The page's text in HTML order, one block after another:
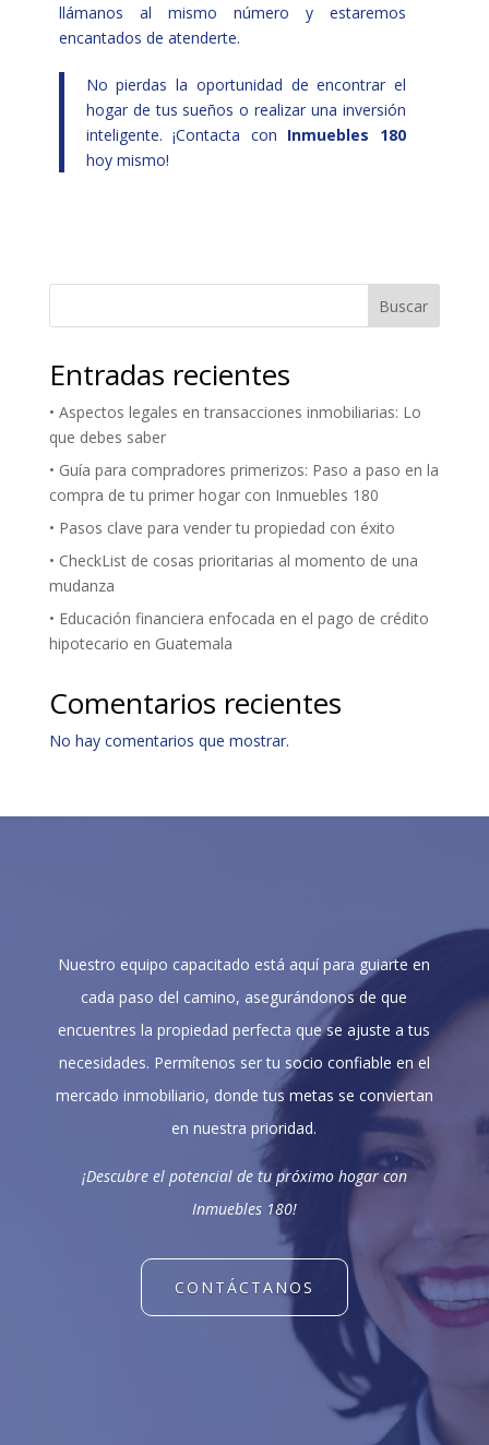
llámanos al mismo número y estaremos
encantados de atenderte.
No pierdas la oportunidad de encontrar el
hogar de tus sueños o realizar una inversión
inteligente. ¡Contacta con Inmuebles 180
hoy mismo!
Buscar
Entradas recientes
• Aspectos legales en transacciones inmobiliarias: Lo
que debes saber
• Guía para compradores primerizos: Paso a paso en la
compra de tu primer hogar con Inmuebles 180
• Pasos clave para vender tu propiedad con éxito
• CheckList de cosas prioritarias al momento de una
mudanza
• Educación financiera enfocada en el pago de crédito
hipotecario en Guatemala
Comentarios recientes
No hay comentarios que mostrar.
Nuestro equipo capacitado está aquí para guiarte en
cada paso del camino, asegurándonos de que
encuentres la propiedad perfecta que se ajuste a tus
necesidades. Permítenos ser tu socio confiable en el
mercado inmobiliario, donde tus metas se conviertan
en nuestra prioridad.
¡Descubre el potencial de tu próximo hogar con
Inmuebles 180!
CONTÁCTANOS